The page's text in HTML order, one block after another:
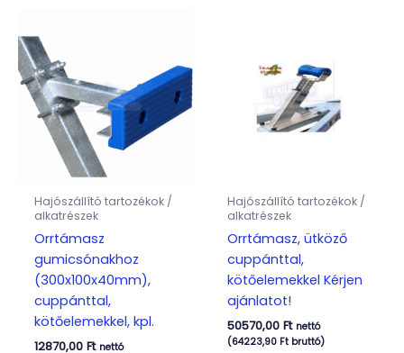
Hajószállító tartozékok /
alkatrészek
Orrtámasz
gumicsónakhoz
(300x100x40mm),
cuppánttal,
kötőelemekkel, kpl.
12870,00 Ft nettó
Hajószállító tartozékok /
alkatrészek
Orrtámasz, ütköző
cuppánttal,
kötőelemekkel Kérjen
ajánlatot!
50570,00 Ft nettó
(64223,90 Ftbruttó)